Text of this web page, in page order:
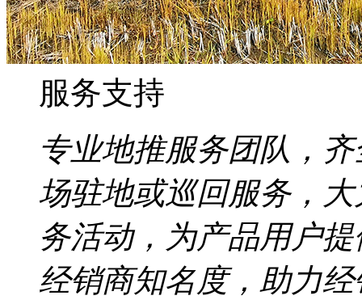
服务支持
专业地推服务团队，
场驻地或巡回服务，
务活动，为产品用户
经销商知名度，助力